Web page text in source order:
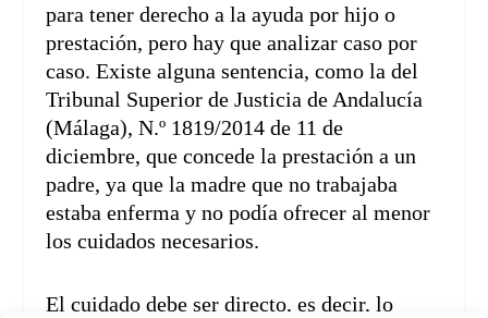
para tener derecho a la ayuda por hijo o
prestación, pero hay que analizar caso por
caso. Existe alguna sentencia, como la del
Tribunal Superior de Justicia de Andalucía
(Málaga), N.º 1819/2014 de 11 de
diciembre, que concede la prestación a un
padre, ya que la madre que no trabajaba
estaba enferma y no podía ofrecer al menor
los cuidados necesarios.
El cuidado debe ser directo, es decir, lo